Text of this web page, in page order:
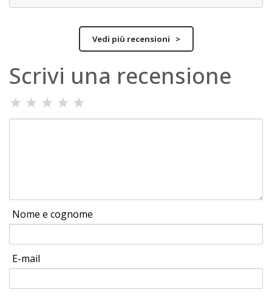
Vedi più recensioni >
Scrivi una recensione
★ ★ ★ ★ ★
Nome e cognome
E-mail